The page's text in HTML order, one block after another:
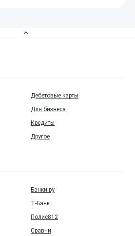
Дебетовые карты
Для бизнеса
Кредиты
Другое
Банки.ру
Т‑Банк
Полис812
Сравни